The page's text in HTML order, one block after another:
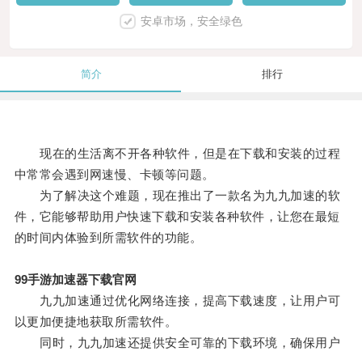
安卓市场，安全绿色
简介 排行
现在的生活离不开各种软件，但是在下载和安装的过程
中常常会遇到网速慢、卡顿等问题。
为了解决这个难题，现在推出了一款名为九九加速的软
件，它能够帮助用户快速下载和安装各种软件，让您在最短
的时间内体验到所需软件的功能。
99手游加速器下载官网
九九加速通过优化网络连接，提高下载速度，让用户可
以更加便捷地获取所需软件。
同时，九九加速还提供安全可靠的下载环境，确保用户